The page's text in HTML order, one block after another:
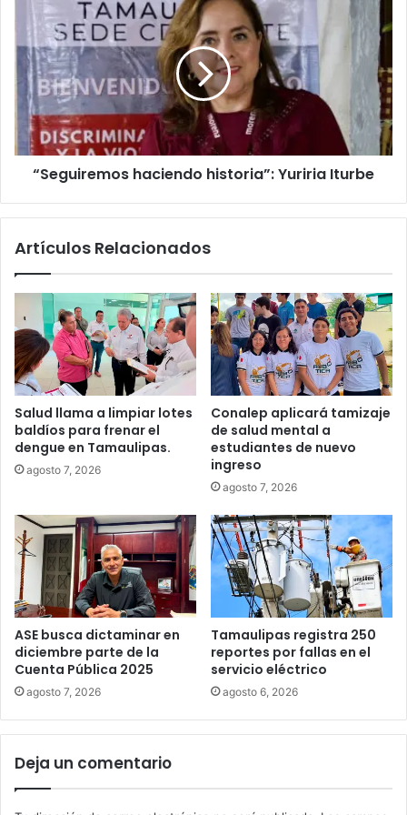
“Seguiremos haciendo historia”: Yuriria Iturbe
Artículos Relacionados
Salud llama a limpiar lotes
baldíos para frenar el
dengue en Tamaulipas.
agosto 7, 2026
Conalep aplicará tamizaje
de salud mental a
estudiantes de nuevo
ingreso
agosto 7, 2026
ASE busca dictaminar en
diciembre parte de la
Cuenta Pública 2025
agosto 7, 2026
Tamaulipas registra 250
reportes por fallas en el
servicio eléctrico
agosto 6, 2026
Deja un comentario